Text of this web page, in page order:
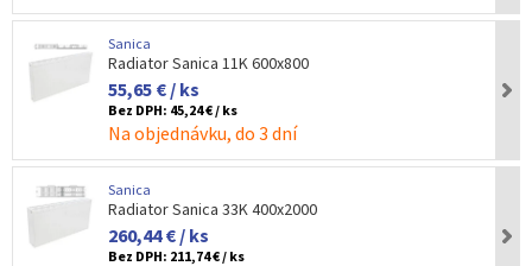
Sanica
Radiator Sanica 11K 600x800
55,65 € / ks
Bez DPH: 45,24 € / ks
Na objednávku, do 3 dní
Sanica
Radiator Sanica 33K 400x2000
260,44 € / ks
Bez DPH: 211,74 € / ks